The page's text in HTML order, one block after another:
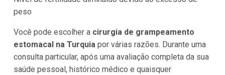
peso
Você pode escolher a cirurgia de grampeamento
estomacal na Turquiapor várias razões. Durante uma
consulta particular, após uma avaliação completa da sua
saúde pessoal, histórico médico e quaisquer